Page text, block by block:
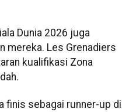
Dunia 2026 juga
mereka. Les Grenadiers
kualifikasi Zona
finis sebagai runner-up di